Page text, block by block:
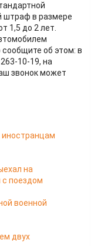
штраф в размере
1,5 до 2 лет.
об этом: в
10-19, на
звонок может
иностранцам
на
поездом
военной
двух